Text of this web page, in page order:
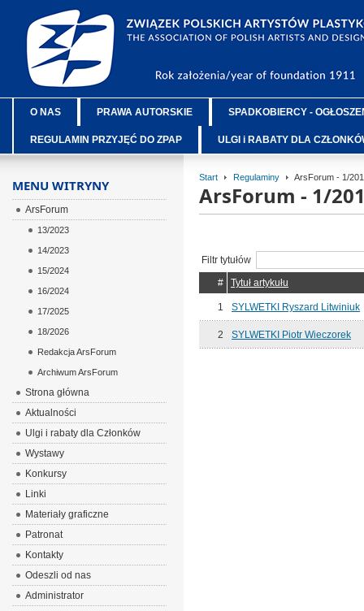
O NAS PRAWA AUTORSKIE SPADKOBIERCY -
REGULAMIN PRZYJĘĆ DO ZPAP ULGI i RABATY DLA
Start Regulaminy ArsForum - 1/
ArsForum - 1/
Filtr tytułów
#
Tytuł artykułu
1 SYLWETKI Ryszard Litwiniuk
2 SYLWETKI Piotr Wieczorek
MENU WITRYNY
ArsForum
13/2023
14/2023
15/2024
16/2024
17/2025
18/2026
Redakcja ArsForum
Archiwum ArsForum
Strona główna
Aktualności
Ulgi i rabaty dla Członków
Wystawy
Konkursy
Linki
Materiały graficzne
Patronat
Kontakty
Odeszli od nas
Administrator